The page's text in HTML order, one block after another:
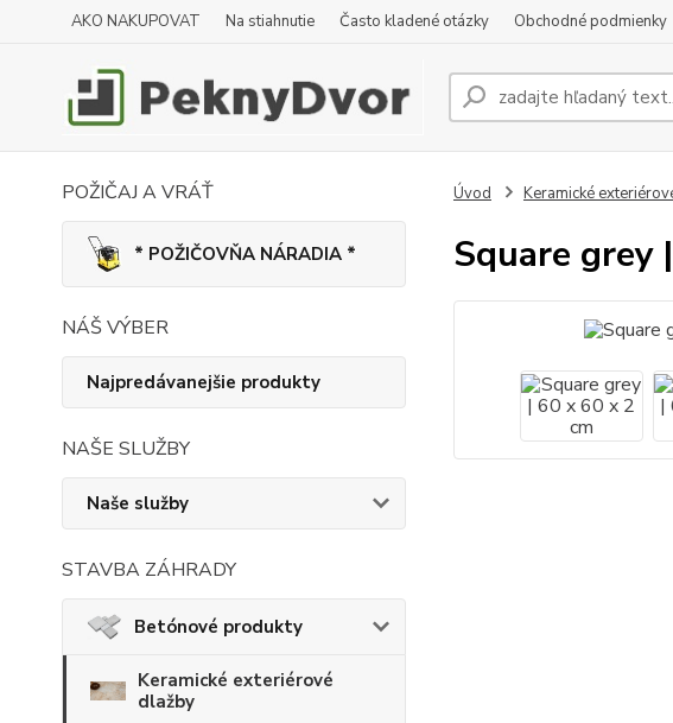
AKO NAKUPOVAT Na stiahnutie Často kladené otázky Obchodné podmienky
POŽIČAJ A VRÁŤ
* POŽIČOVŇA NÁRADIA *
NÁŠ VÝBER
Najpredávanejšie produkty
NAŠE SLUŽBY
Naše služby
STAVBA ZÁHRADY
Betónové produkty
Keramické exteriérové
dlažby
Úvod Keramické
Square grey